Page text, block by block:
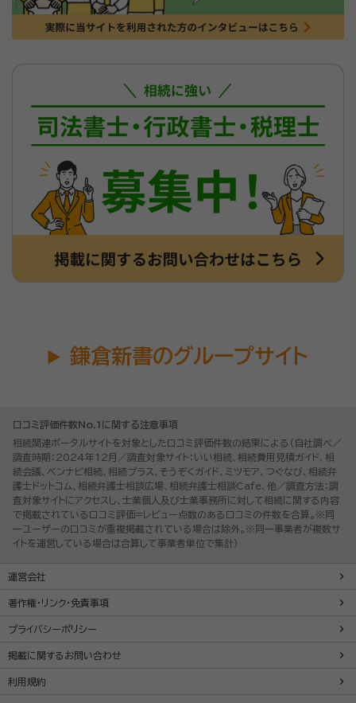
鎌倉新書のグループサイト
口コミ評価件数No.1に関する注意事項
相続関連ポータルサイトを対象とした口コミ評価件数の結果による（自社調べ／
調査時期：2024年12月／調査対象サイト：いい相続、相続費用見積ガイド、相
続会議、ベンナビ相続、相続プラス、そうぞくガイド、ミツモア、つぐなび、相続弁
護士ドットコム、相続弁護士相談広場、相続弁護士相談Cafe、他／調査方法：調
査対象サイトにアクセスし、士業個人及び士業事務所に対して相続に関する内容
で掲載されている口コミ評価=レビュー点数のある口コミの件数を合算。※同
一ユーザーの口コミが重複掲載されている場合は除外。※同一事業者が複数サ
イトを運営している場合は合算して事業者単位で集計）
運営会社
著作権・リンク・免責事項
プライバシーポリシー
掲載に関するお問い合わせ
利用規約